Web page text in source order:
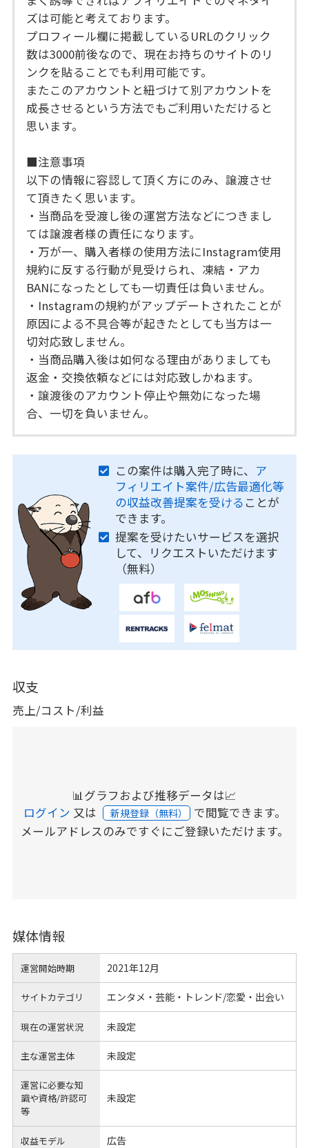
ズは可能と考えております。
プロフィール欄に掲載しているURLのクリック
数は3000前後なので、現在お持ちのサイトのリ
ンクを貼ることでも利用可能です。
またこのアカウントと紐づけて別アカウントを
成長させるという方法でもご利用いただけると
思います。
■注意事項
以下の情報に容認して頂く方にのみ、譲渡させ
て頂きたく思います。
・当商品を受渡し後の運営方法などにつきまし
ては譲渡者様の責任になります。
・万が一、購入者様の使用方法にInstagram使用
規約に反する行動が見受けられ、凍結・アカ
BANになったとしても一切責任は負いません。
・Instagramの規約がアップデートされたことが
原因による不具合等が起きたとしても当方は一
切対応致しません。
・当商品購入後は如何なる理由がありましても
返金・交換依頼などには対応致しかねます。
・譲渡後のアカウント停止や無効になった場
合、一切を負いません。
この案件は購入完了時に、 ア
フィリエイト案件/広告最適化等
の収益改善提案を受ける ことが
できます。
提案を受けたいサービスを選択
して、リクエストいただけます
（無料）
収支
売上/コスト/利益
📊グラフおよび推移データは📈
ログイン 又は 新規登録（無料） で閲覧できます。
メールアドレスのみですぐにご登録いただけます。
媒体情報
運営開始時期 2021年12月
サイトカテゴリ エンタメ・芸能・トレンド/恋愛・出会い
現在の運営状況 未設定
主な運営主体 未設定
運営に必要な知
識や資格/許認可
等
未設定
収益モデル 広告